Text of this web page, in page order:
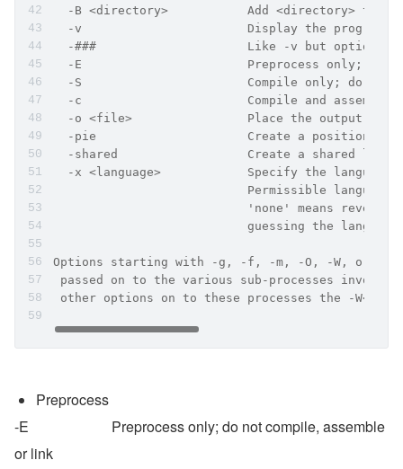
-B <directory>           Add <directory> to
-v                       Display the programs
-###                     Like -v but options
-E                       Preprocess only; do
-S                       Compile only; do not
-c                       Compile and
-o <file>                Place the output into
-pie                     Create a position
-shared                  Create a shared
-x <language>            Specify the language
Permissible
'none' means revert
guessing the
Options starting with -g, -f, -m, -O, -W, or --
passed on to the various sub-processes
other options on to these processes the -
Preprocess
-E                       Preprocess only; do not compile, assemble
or link